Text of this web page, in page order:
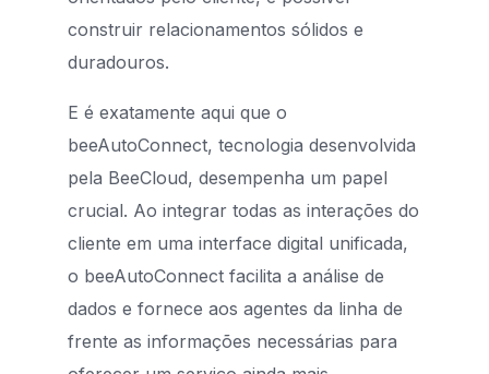
construir relacionamentos sólidos e
duradouros.
E é exatamente aqui que o
beeAutoConnect, tecnologia desenvolvida
pela BeeCloud, desempenha um papel
crucial. Ao integrar todas as interações do
cliente em uma interface digital unificada,
o beeAutoConnect facilita a análise de
dados e fornece aos agentes da linha de
frente as informações necessárias para